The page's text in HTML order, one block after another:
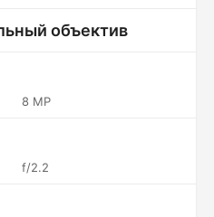
объектив
8 MP
f/2.2